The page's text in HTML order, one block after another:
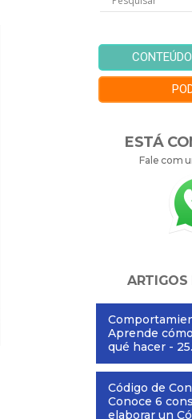
ESTÁ
Fale com
ARTIGOS
Aprende
qué hacer -
Código de
Conoce 6
elaborar un